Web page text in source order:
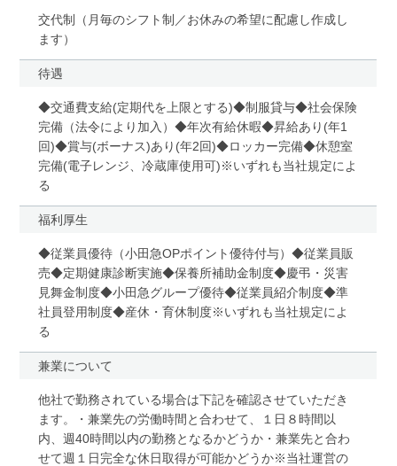
交代制（月毎のシフト制／お休みの希望に配慮し作成し
ます）
待遇
◆交通費支給(定期代を上限とする)◆制服貸与◆社会保険
完備（法令により加入）◆年次有給休暇◆昇給あり(年1
回)◆賞与(ボーナス)あり(年2回)◆ロッカー完備◆休憩室
完備(電子レンジ、冷蔵庫使用可)※いずれも当社規定によ
る
福利厚生
◆従業員優待（小田急OPポイント優待付与）◆従業員販
売◆定期健康診断実施◆保養所補助金制度◆慶弔・災害
見舞金制度◆小田急グループ優待◆従業員紹介制度◆準
社員登用制度◆産休・育休制度※いずれも当社規定によ
る
兼業について
他社で勤務されている場合は下記を確認させていただき
ます。・兼業先の労働時間と合わせて、１日８時間以
内、週40時間以内の勤務となるかどうか・兼業先と合わ
せて週１日完全な休日取得が可能かどうか※当社運営の